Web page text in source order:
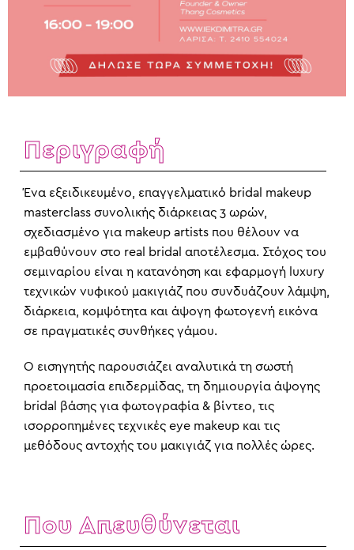
Περιγραφή
Ένα εξειδικευμένο, επαγγελματικό bridal makeup
masterclass συνολικής διάρκειας 3 ωρών,
σχεδιασμένο για makeup artists που θέλουν να
εμβαθύνουν στο real bridal αποτέλεσμα. Στόχος του
σεμιναρίου είναι η κατανόηση και εφαρμογή luxury
τεχνικών νυφικού μακιγιάζ που συνδυάζουν λάμψη,
διάρκεια, κομψότητα και άψογη φωτογενή εικόνα
σε πραγματικές συνθήκες γάμου.
Ο εισηγητής παρουσιάζει αναλυτικά τη σωστή
προετοιμασία επιδερμίδας, τη δημιουργία άψογης
bridal βάσης για φωτογραφία & βίντεο, τις
ισορροπημένες τεχνικές eye makeup και τις
μεθόδους αντοχής του μακιγιάζ για πολλές ώρες.
Που Απευθύνεται